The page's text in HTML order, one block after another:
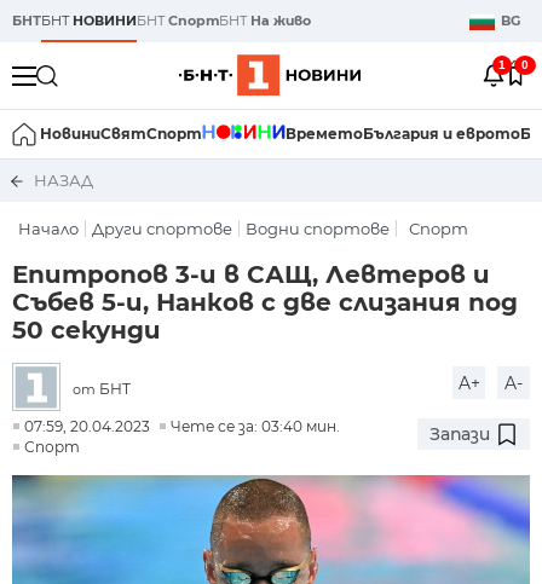
БНТБНТ НОВИНИБНТСпортБНТ На живо BG
1 0
НовиниСвятСпорт ВреметоБългария и еврото
НАЗАД
Начало Други спортове Водни спортове Спорт
Епитропов 3-и в САЩ, Левтеров и
Събев 5-и, Нанков с две слизания под
50 секунди
от БНТ A+ A-
07:59, 20.04.2023
Чете се за: 03:40 мин.
Спорт
Запази